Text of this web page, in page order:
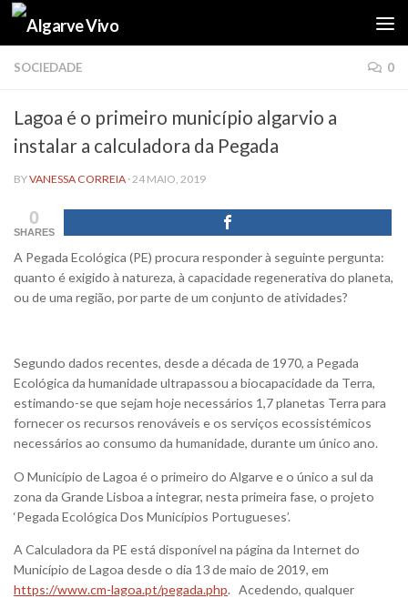
Skip to content
SOCIEDADE 0
Lagoa é o primeiro município algarvio a
instalar a calculadora da Pegada
BYVANESSA CORREIA ·24 MAIO, 2019
0
SHARES
A Pegada Ecológica (PE) procura responder à seguinte pergunta:
quanto é exigido à natureza, à capacidade regenerativa do planeta,
ou de uma região, por parte de um conjunto de atividades?
Segundo dados recentes, desde a década de 1970, a Pegada
Ecológica da humanidade ultrapassou a biocapacidade da Terra,
estimando-se que sejam hoje necessários 1,7 planetas Terra para
fornecer os recursos renováveis e os serviços ecossistémicos
necessários ao consumo da humanidade, durante um único ano.
O Município de Lagoa é o primeiro do Algarve e o único a sul da
zona da Grande Lisboa a integrar, nesta primeira fase, o projeto
‘Pegada Ecológica Dos Municípios Portugueses’.
A Calculadora da PE está disponível na página da Internet do
Município de Lagoa desde o dia 13 de maio de 2019, em
https://www.cm-lagoa.pt/pegada.php. Acedendo, qualquer